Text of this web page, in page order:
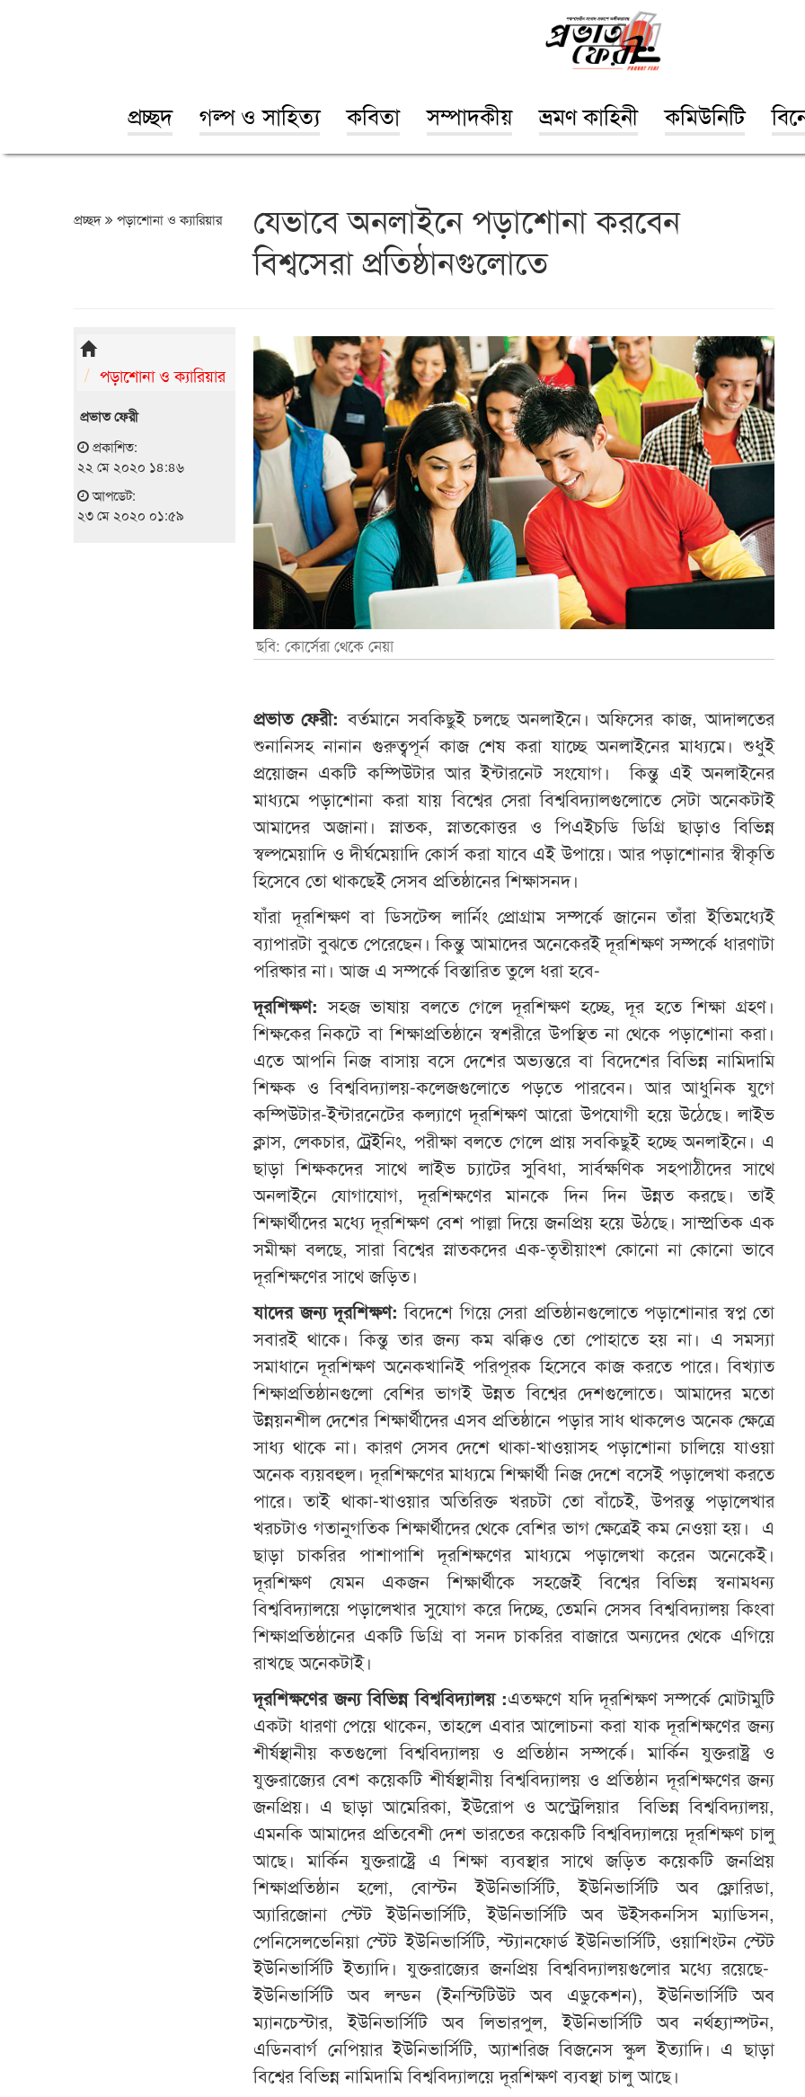
প্রচ্ছদ গল্প ও সাহিত্য কবিতা সম্পাদকীয় ভ্রমণ কাহিনী কমিউনিটি
প্রচ্ছদ পড়াশোনা ও ক্যারিয়ার
যেভাবে অনলাইনে পড়াশোনা করবেন
বিশ্বসেরা প্রতিষ্ঠানগুলোতে
পড়াশোনা ও ক্যারিয়ার
প্রভাত ফেরী
প্রকাশিত:
২২ মে ২০২০ ১৪:৪৬
আপডেট:
২৩ মে ২০২০ ০১:৫৯
ছবি: কোর্সেরা থেকে নেয়া
প্রভাত ফেরী:বর্তমানে সবকিছুই চলছে অনলাইনে। অফিসের কাজ, আদালতের
শুনানিসহ নানান গুরুত্বপূর্ন কাজ শেষ করা যাচ্ছে অনলাইনের মাধ্যমে। শুধুই
প্রয়োজন একটি কম্পিউটার আর ইন্টারনেট সংযোগ। কিন্তু এই অনলাইনের
মাধ্যমে পড়াশোনা করা যায় বিশ্বের সেরা বিশ্ববিদ্যালগুলোতে সেটা অনেকটাই
আমাদের অজানা। স্নাতক, স্নাতকোত্তর ও পিএইচডি ডিগ্রি ছাড়াও বিভিন্ন
স্বল্পমেয়াদি ও দীর্ঘমেয়াদি কোর্স করা যাবে এই উপায়ে। আর পড়াশোনার স্বীকৃতি
হিসেবে তো থাকছেই সেসব প্রতিষ্ঠানের শিক্ষাসনদ।
যাঁরা দূরশিক্ষণ বা ডিসটেন্স লার্নিং প্রোগ্রাম সম্পর্কে জানেন তাঁরা ইতিমধ্যেই
ব্যাপারটা বুঝতে পেরেছেন। কিন্তু আমাদের অনেকেরই দূরশিক্ষণ সম্পর্কে ধারণাটা
পরিষ্কার না। আজ এ সম্পর্কে বিস্তারিত তুলে ধরা হবে-
দূরশিক্ষণ: সহজ ভাষায় বলতে গেলে দূরশিক্ষণ হচ্ছে, দূর হতে শিক্ষা গ্রহণ।
শিক্ষকের নিকটে বা শিক্ষাপ্রতিষ্ঠানে স্বশরীরে উপস্থিত না থেকে পড়াশোনা করা।
এতে আপনি নিজ বাসায় বসে দেশের অভ্যন্তরে বা বিদেশের বিভিন্ন নামিদামি
শিক্ষক ও বিশ্ববিদ্যালয়-কলেজগুলোতে পড়তে পারবেন। আর আধুনিক যুগে
কম্পিউটার-ইন্টারনেটের কল্যাণে দূরশিক্ষণ আরো উপযোগী হয়ে উঠেছে। লাইভ
ক্লাস, লেকচার, ট্রেইনিং, পরীক্ষা বলতে গেলে প্রায় সবকিছুই হচ্ছে অনলাইনে। এ
ছাড়া শিক্ষকদের সাথে লাইভ চ্যাটের সুবিধা, সার্বক্ষণিক সহপাঠীদের সাথে
অনলাইনে যোগাযোগ, দূরশিক্ষণের মানকে দিন দিন উন্নত করছে। তাই
শিক্ষার্থীদের মধ্যে দূরশিক্ষণ বেশ পাল্লা দিয়ে জনপ্রিয় হয়ে উঠছে। সাম্প্রতিক এক
সমীক্ষা বলছে, সারা বিশ্বের স্নাতকদের এক-তৃতীয়াংশ কোনো না কোনো ভাবে
দূরশিক্ষণের সাথে জড়িত।
যাদের জন্য দূরশিক্ষণ: বিদেশে গিয়ে সেরা প্রতিষ্ঠানগুলোতে পড়াশোনার স্বপ্ন তো
সবারই থাকে। কিন্তু তার জন্য কম ঝক্কিও তো পোহাতে হয় না। এ সমস্যা
সমাধানে দূরশিক্ষণ অনেকখানিই পরিপূরক হিসেবে কাজ করতে পারে। বিখ্যাত
শিক্ষাপ্রতিষ্ঠানগুলো বেশির ভাগই উন্নত বিশ্বের দেশগুলোতে। আমাদের মতো
উন্নয়নশীল দেশের শিক্ষার্থীদের এসব প্রতিষ্ঠানে পড়ার সাধ থাকলেও অনেক ক্ষেত্রে
সাধ্য থাকে না। কারণ সেসব দেশে থাকা-খাওয়াসহ পড়াশোনা চালিয়ে যাওয়া
অনেক ব্যয়বহুল। দূরশিক্ষণের মাধ্যমে শিক্ষার্থী নিজ দেশে বসেই পড়ালেখা করতে
পারে। তাই থাকা-খাওয়ার অতিরিক্ত খরচটা তো বাঁচেই, উপরন্তু পড়ালেখার
খরচটাও গতানুগতিক শিক্ষার্থীদের থেকে বেশির ভাগ ক্ষেত্রেই কম নেওয়া হয়। এ
ছাড়া চাকরির পাশাপাশি দূরশিক্ষণের মাধ্যমে পড়ালেখা করেন অনেকেই।
দূরশিক্ষণ যেমন একজন শিক্ষার্থীকে সহজেই বিশ্বের বিভিন্ন স্বনামধন্য
বিশ্ববিদ্যালয়ে পড়ালেখার সুযোগ করে দিচ্ছে, তেমনি সেসব বিশ্ববিদ্যালয় কিংবা
শিক্ষাপ্রতিষ্ঠানের একটি ডিগ্রি বা সনদ চাকরির বাজারে অন্যদের থেকে এগিয়ে
রাখছে অনেকটাই।
দূরশিক্ষণের জন্য বিভিন্ন বিশ্ববিদ্যালয়:এতক্ষণে যদি দূরশিক্ষণ সম্পর্কে মোটামুটি
একটা ধারণা পেয়ে থাকেন, তাহলে এবার আলোচনা করা যাক দূরশিক্ষণের জন্য
শীর্ষস্থানীয় কতগুলো বিশ্ববিদ্যালয় ও প্রতিষ্ঠান সম্পর্কে। মার্কিন যুক্তরাষ্ট্র ও
যুক্তরাজ্যের বেশ কয়েকটি শীর্ষস্থানীয় বিশ্ববিদ্যালয় ও প্রতিষ্ঠান দূরশিক্ষণের জন্য
জনপ্রিয়। এ ছাড়া আমেরিকা, ইউরোপ ও অস্ট্রেলিয়ার বিভিন্ন বিশ্ববিদ্যালয়,
এমনকি আমাদের প্রতিবেশী দেশ ভারতের কয়েকটি বিশ্ববিদ্যালয়ে দূরশিক্ষণ চালু
আছে। মার্কিন যুক্তরাষ্ট্রে এ শিক্ষা ব্যবস্থার সাথে জড়িত কয়েকটি জনপ্রিয়
শিক্ষাপ্রতিষ্ঠান হলো, বোস্টন ইউনিভার্সিটি, ইউনিভার্সিটি অব ফ্লোরিডা,
অ্যারিজোনা স্টেট ইউনিভার্সিটি, ইউনিভার্সিটি অব উইসকনসিস ম্যাডিসন,
পেনিসেলভেনিয়া স্টেট ইউনিভার্সিটি, স্ট্যানফোর্ড ইউনিভার্সিটি, ওয়াশিংটন স্টেট
ইউনিভার্সিটি ইত্যাদি। যুক্তরাজ্যের জনপ্রিয় বিশ্ববিদ্যালয়গুলোর মধ্যে রয়েছে-
ইউনিভার্সিটি অব লন্ডন (ইনস্টিটিউট অব এডুকেশন), ইউনিভার্সিটি অব
ম্যানচেস্টার, ইউনিভার্সিটি অব লিভারপুল, ইউনিভার্সিটি অব নর্থহ্যাম্পটন,
এডিনবার্গ নেপিয়ার ইউনিভার্সিটি, অ্যাশরিজ বিজনেস স্কুল ইত্যাদি। এ ছাড়া
বিশ্বের বিভিন্ন নামিদামি বিশ্ববিদ্যালয়ে দূরশিক্ষণ ব্যবস্থা চালু আছে।